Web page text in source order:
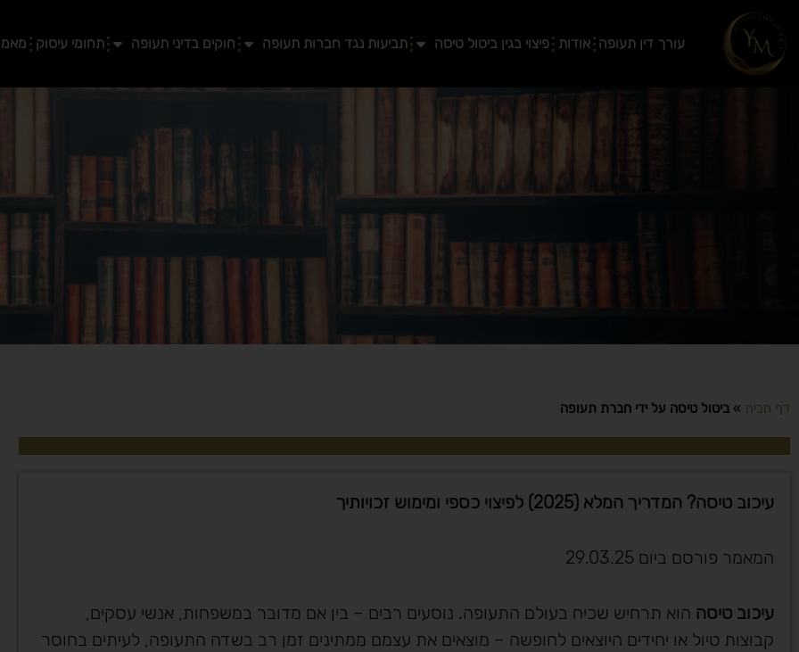
לתוכן
עורך דין תעופה אודות פיצוי בגין ביטול טיסה תביעות נגד חברות תעופה חוקים בדיני תעופה תחומי עיסוק
דף הבית » ביטול טיסה על ידי חברת תעופה
עיכוב טיסה? המדריך המלא (2025) לפיצוי כספי ומימוש זכויותיך
המאמר פורסם ביום 29.03.25
עיכוב טיסה הוא תרחיש שכיח בעולם התעופה. נוסעים רבים – בין אם מדובר במשפחות, אנשי עסקים,
קבוצות טיול או יחידים היוצאים לחופשה – מוצאים את עצמם ממתינים זמן רב בשדה התעופה, לעיתים בחוסר